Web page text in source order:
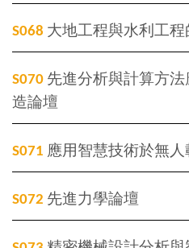
S068 大地工程與水利工程
S070 先進分析與計算方
造論壇
S071 應用智慧技術於無
S072 先進力學論壇